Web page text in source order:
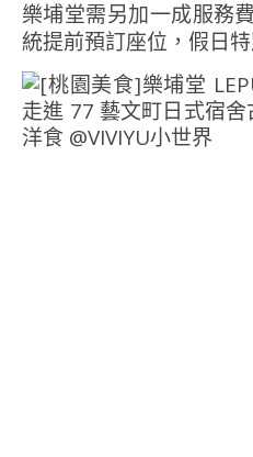
樂埔堂需另加一成服務
統提前預訂座位，假日特